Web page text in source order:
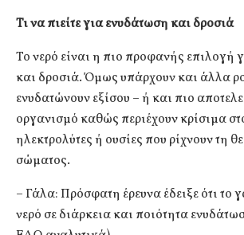
Τι να πιείτε για ενυδάτωση και δροσιά
Το νερό είναι η πιο προφανής επιλογή
και δροσιά. Όμως υπάρχουν και άλλα
ενυδατώνουν εξίσου – ή και πιο
οργανισμό καθώς περιέχουν κρίσιμα
ηλεκτρολύτες ή ουσίες που ρίχνουν τη
σώματος.
– Γάλα: Πρόσφατη έρευνα έδειξε ότι το
νερό σε διάρκεια και ποιότητα